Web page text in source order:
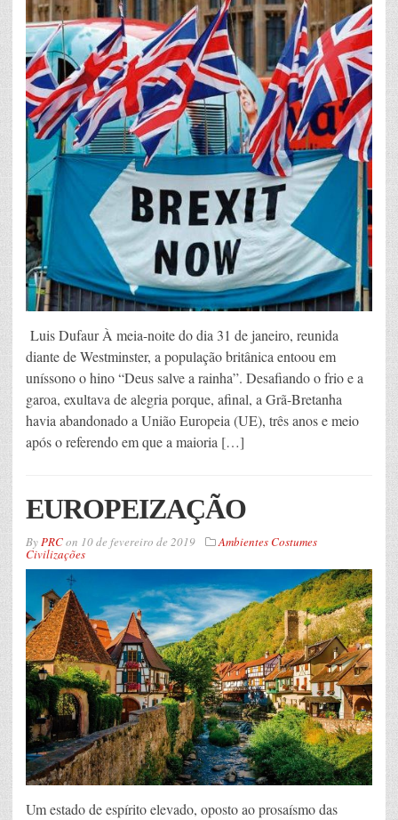
Luis Dufaur À meia-noite do dia 31 de janeiro, reunida
diante de Westminster, a população britânica entoou em
uníssono o hino “Deus salve a rainha”. Desafiando o frio e a
garoa, exultava de alegria porque, afinal, a Grã-Bretanha
havia abandonado a União Europeia (UE), três anos e meio
após o referendo em que a maioria […]
EUROPEIZAÇÃO
ByPRCon 10 de fevereiro de 2019 Ambientes Costumes
Civilizações
Um estado de espírito elevado, oposto ao prosaísmo das